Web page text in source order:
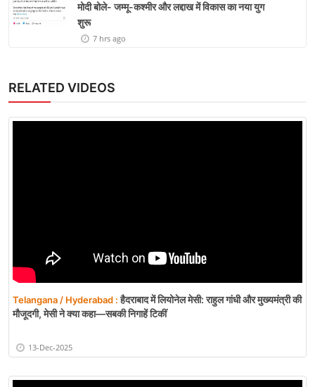
मोदी बोले- जम्मू-कश्मीर और लद्दाख में विकास का नया युग
शुरू
7 hrs ago
RELATED VIDEOS
Telangana / Hyderabad :हैदराबाद में लियोनेल मेसी: राहुल गांधी और मुख्यमंत्री की
मौजूदगी, मेसी ने क्या कहा—सबकी निगाहें टिकीं
13-Dec-2025